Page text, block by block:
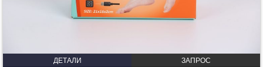
ДЕТАЛИ ЗАПРОС